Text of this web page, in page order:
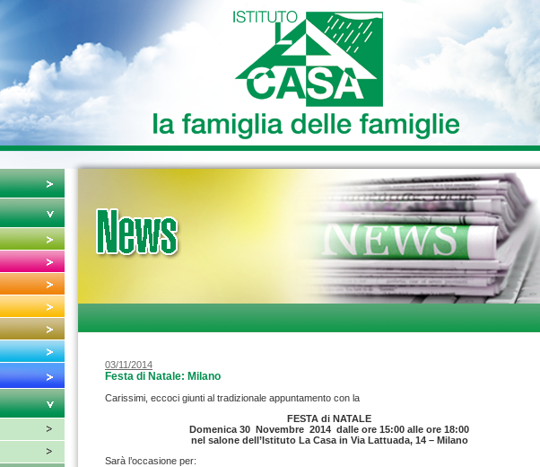
03/11/2014
Festa di Natale: Milano
Carissimi, eccoci giunti al tradizionale appuntamento con la
FESTA di NATALE
Domenica 30 Novembre 2014 dalle ore 15:00 alle ore 18:00
nel salone dell’Istituto La Casa in Via Lattuada, 14 – Milano
Sarà l’occasione per: